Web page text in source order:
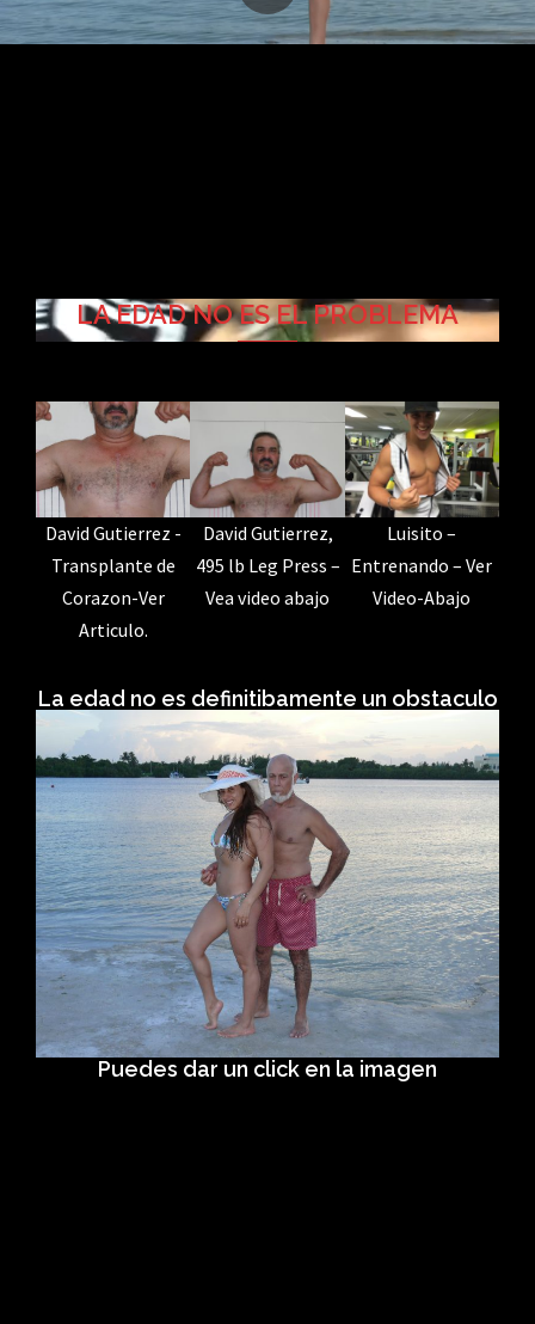
LA EDAD NO ES EL PROBLEMA
David Gutierrez -
Transplante de
Corazon-Ver
Articulo.
David Gutierrez,
495 lb Leg Press –
Vea video abajo
Luisito –
Entrenando – Ver
Video-Abajo
La edad no es definitibamente un obstaculo
Puedes dar un click en la imagen